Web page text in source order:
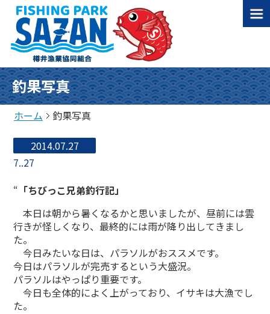
釣果写真
ホーム 釣果写真
2014.07.27
7..27
“ 「ちびっこ兄弟釣行記」
本日は朝から暑くなるかと思いましたが、昼前には雲
行きが怪しくなり、最終的には雨が降り出してきまし
た。
今日みたいな日は、パラソルがおススメです。
今日はパラソルが完売するという大盛況。
パラソルはやっぱり重要です。
今日も全体的によく上がっており、イサキは大漁でし
た。